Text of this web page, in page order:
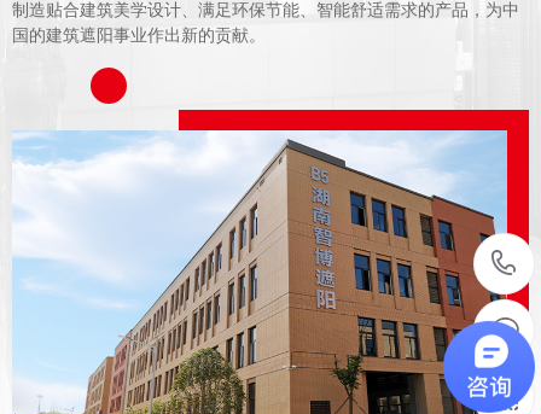
制造贴合建筑美学设计、满足环保节能、智能舒适需求的产品，为中
国的建筑遮阳事业作出新的贡献。